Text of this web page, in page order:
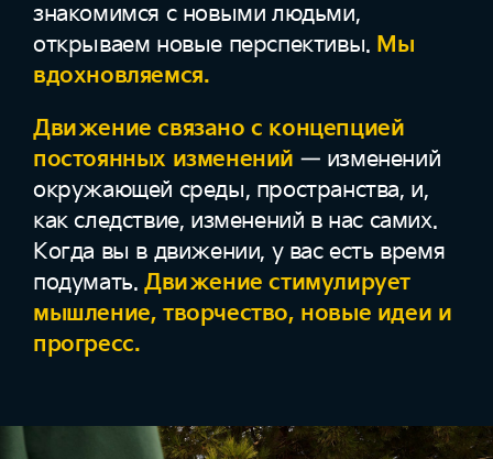
знакомимся с новыми людьми,
открываем новые перспективы. Мы
вдохновляемся.
Движение связано с концепцией
постоянных изменений — изменений
окружающей среды, пространства, и,
как следствие, изменений в нас самих.
Когда вы в движении, у вас есть время
подумать. Движение стимулирует
мышление, творчество, новые идеи и
прогресс.